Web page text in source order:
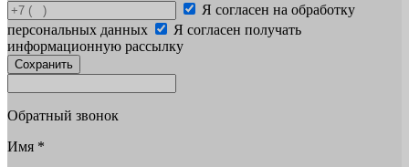
Я согласен на обработку
персональных данных
Я согласен получать
информационную рассылку
Сохранить
Обратный звонок
Имя *